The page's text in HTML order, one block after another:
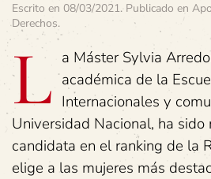
Escrito en 08/03/2021. Publicado en
Derechos.
L a Máster Sylvia
académica de la
Internacionales y
Universidad Nacional, ha sido
candidata en el ranking de la
elige a las mujeres más